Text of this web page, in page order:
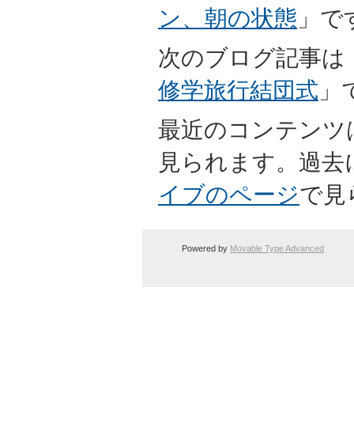
ン、朝の状態 」で
次のブログ記事は
修学旅行結団式 」
最近のコンテンツ
見られます。過
イブのページで見
Powered by Movable Type Advanced